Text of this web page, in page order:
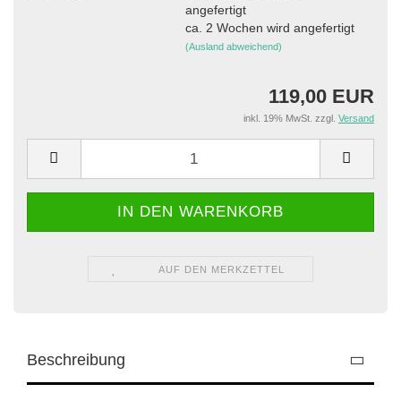
ca. 2 Wochen wird angefertigt
(Ausland abweichend)
119,00 EUR
inkl. 19% MwSt. zzgl. Versand
AUF DEN MERKZETTEL
Beschreibung